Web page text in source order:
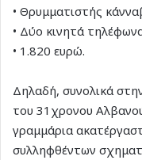
• Θρυμματιστής
• Δύο κινητά
• 1.820 ευρώ.
Δηλαδή, συνολικά
του 31χρονου
γραμμάρια
συλληφθέντων